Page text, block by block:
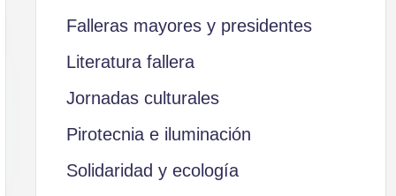
Falleras mayores y presidentes
Literatura fallera
Jornadas culturales
Pirotecnia e iluminación
Solidaridad y ecología